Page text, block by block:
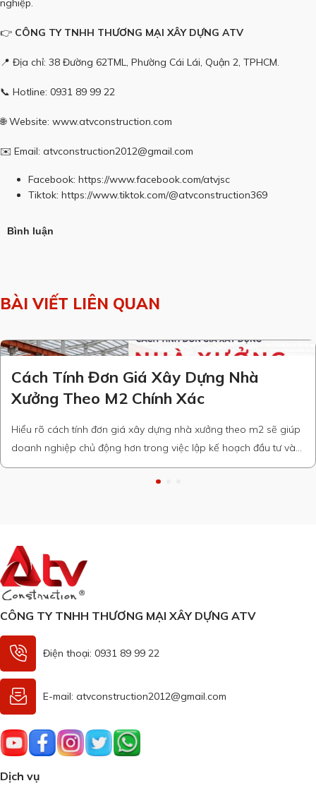
nghiệp.
👉 CÔNG TY TNHH THƯƠNG MẠI XÂY DỰNG ATV
📍 Địa chỉ: 38 Đường 62TML, Phường Cái Lái, Quận 2, TPHCM.
📞 Hotline: 0931 89 99 22
🌐 Website: www.atvconstruction.com
✉️ Email: atvconstruction2012@gmail.com
Facebook: https://www.facebook.com/atvjsc
Tiktok: https://www.tiktok.com/@atvconstruction369
Bình luận
BÀI VIẾT LIÊN QUAN
Cách Tính Đơn Giá Xây Dựng Nhà
Xưởng Theo M2 Chính Xác
Hiểu rõ cách tính đơn giá xây dựng nhà xưởng theo m2 sẽ giúp
doanh nghiệp chủ động hơn trong việc lập kế hoạch đầu tư và
lựa chọn giải pháp xây dựng phù hợp. Nếu bạn đang tìm kiếm
mức giá tham khảo mới nhất cùng các yếu tố ảnh hưởng đến chi
CÔNG TY TNHH THƯƠNG MẠI XÂY DỰNG ATV
Điện thoại: 0931 89 99 22
E-mail: atvconstruction2012@gmail.com
Dịch vụ